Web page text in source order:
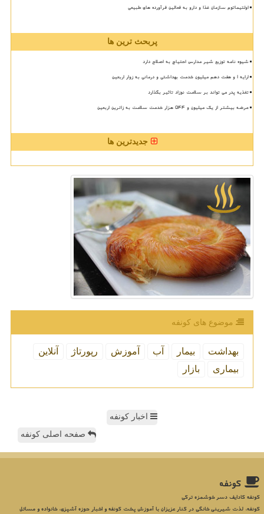
اولتیماتوم سازمان غذا و دارو به فعالین فرآورده های طبیعی
پربحث ترین ها
شیوه نامه توزیع شیر مدارس احتیاج به اصلاح دارد
ارایه ۱ و هفت دهم میلیون خدمت بهداشتی و درمانی به زوار اربعین
تغذیه پدر می تواند بر سلامت نوزاد تاثیر بگذارد
عرضه بیشتر از یک میلیون و ۵۴۴ هزار خدمت سلامت به زائرین اربعین
جدیدترین ها
موضوع های كونفه
بهداشت بیمار آب آموزش رپورتاژ
آنلاین
بیماری
بازار
اخبار کونفه
صفحه اصلی کونفه
كونفه
کونفه کادایف دسر خوشمزه ترکی
کونفه، لذت شیرینی خانگی در کنار عزیزان با آموزش پخت کونفه و اخبار حوزه آشپزی، خانواده و مسائل